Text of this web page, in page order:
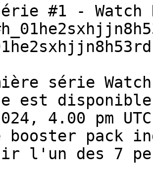
#1 - Watch
série
est
4.00 pm
booster pack
l'un des 7